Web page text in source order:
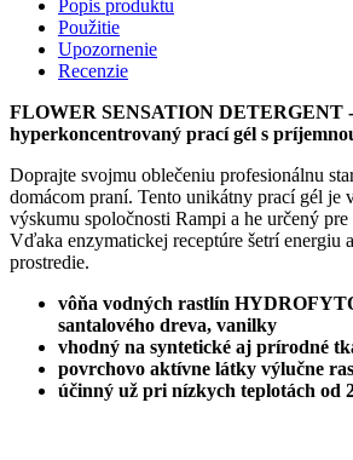
Popis produktu
Použitie
Upozornenie
Recenzie
FLOWER SENSATION DETERGENT
hyperkoncentrovaný prací gél s
Doprajte svojmu oblečeniu profesionálnu
domácom praní. Tento unikátny prací gél je
výskumu spoločnosti Rampi a he určený
Vďaka enzymatickej receptúre šetrí energiu
prostredie.
vôňa vodných rastlín
santalového dreva, vanilky
vhodný na syntetické aj prírodné
povrchovo aktívne látky výlučne
účinný už pri nízkych teplotách od